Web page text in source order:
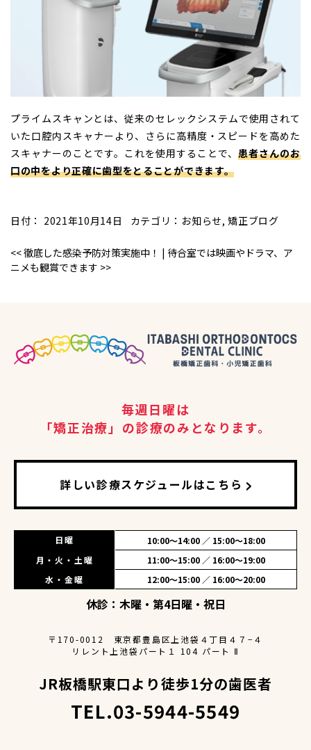
プライムスキャンとは、従来のセレックシステムで使用されて
いた口腔内スキャナーより、さらに高精度・スピードを高めた
スキャナーのことです。これを使用することで、患者さんのお
口の中をより正確に歯型をとることができます。
日付： 2021年10月14日 カテゴリ： お知らせ,矯正ブログ
<<徹底した感染予防対策実施中！ | 待合室では映画やドラマ、ア
ニメも観賞できます >>
毎週日曜は
「矯正治療」の診療のみとなります。
日曜
10:00〜14:00 ／ 15:00〜18:00
月・火・土曜
11:00〜15:00 ／ 16:00〜19:00
水・金曜
12:00〜15:00 ／ 16:00〜20:00
休診：木曜・第4日曜・祝日
詳しい診療スケジュールはこちら
〒170-0012 東京都豊島区上池袋４丁目４７−４
リレント上池袋パート１ 104 パート Ⅱ
JR板橋駅東口より徒歩1分の歯医者
TEL.03-5944-5549